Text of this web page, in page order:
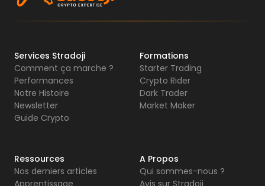
Services Stradoji
Comment ça marche ?
Performances
Notre Histoire
Newsletter
Guide Crypto
Formations
Starter Trading
Crypto Rider
Dark Trader
Market Maker
Ressources
Nos derniers articles
Apprentissage
A Propos
Qui sommes-nous ?
Avis sur Stradoji